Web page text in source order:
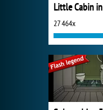
27 464x